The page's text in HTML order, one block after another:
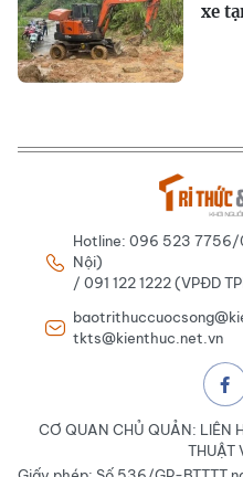
xe
Hotline: 096 523 7756/
Nội)
/ 091 122 1222 (VPĐD
tkts@kienthuc.net.vn
CƠ QUAN CHỦ QUẢN: LIÊN
THUẬT